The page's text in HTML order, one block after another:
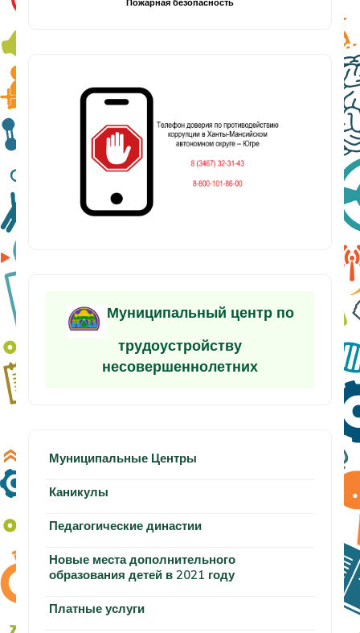
Пожарная безопасность
Муниципальный центр по
трудоустройству
несовершеннолетних
Муниципальные Центры
Каникулы
Педагогические династии
Новые места дополнительного
образования детей в 2021 году
Платные услуги